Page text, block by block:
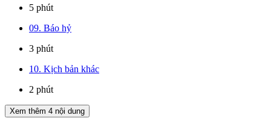
5 phút
09. Báo hỷ
3 phút
10. Kịch bản khác
2 phút
Xem thêm 4 nội dung